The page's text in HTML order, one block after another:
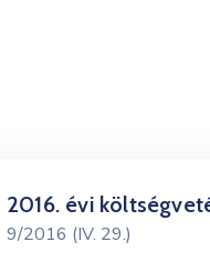
2016. évi
9/2016 (IV. 29.)